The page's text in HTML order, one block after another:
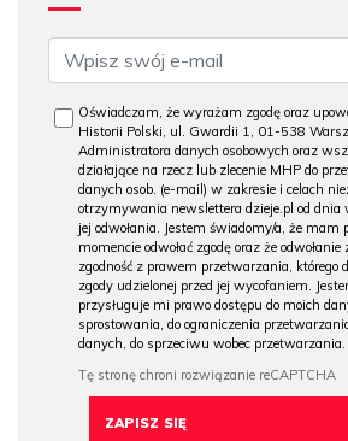
Oświadczam, że wyrażam zgodę oraz
Historii Polski, ul. Gwardii 1, 01-538
Administratora danych osobowych oraz
działające na rzecz lub zlecenie MHP do
danych osob. (e-mail) w zakresie i celach
otrzymywania newslettera dzieje.pl od dnia
jej odwołania. Jestem świadomy/a, że
momencie odwołać zgodę oraz że
zgodność z prawem przetwarzania, którego
zgody udzielonej przed jej wycofaniem.
przysługuje mi prawo dostępu do moich
sprostowania, do ograniczenia
danych, do sprzeciwu wobec przetwarzania.